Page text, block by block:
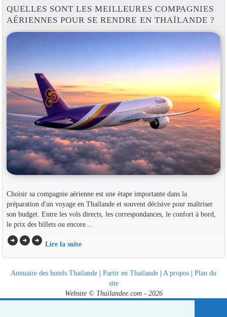
QUELLES SONT LES MEILLEURES COMPAGNIES
AÉRIENNES POUR SE RENDRE EN THAÏLANDE ?
Choisir sa compagnie aérienne est une étape importante dans la
préparation d'un voyage en Thaïlande et souvent décisive pour maîtriser
son budget. Entre les vols directs, les correspondances, le confort à bord,
le prix des billets ou encore...
arrow_circle_rightarrow_circle_rightarrow_circle_right Lire la suite
Annuaire des hotels Thailande | Partir en Thailande | A propos | Plan du
site
Website © Thailandee.com - 2026